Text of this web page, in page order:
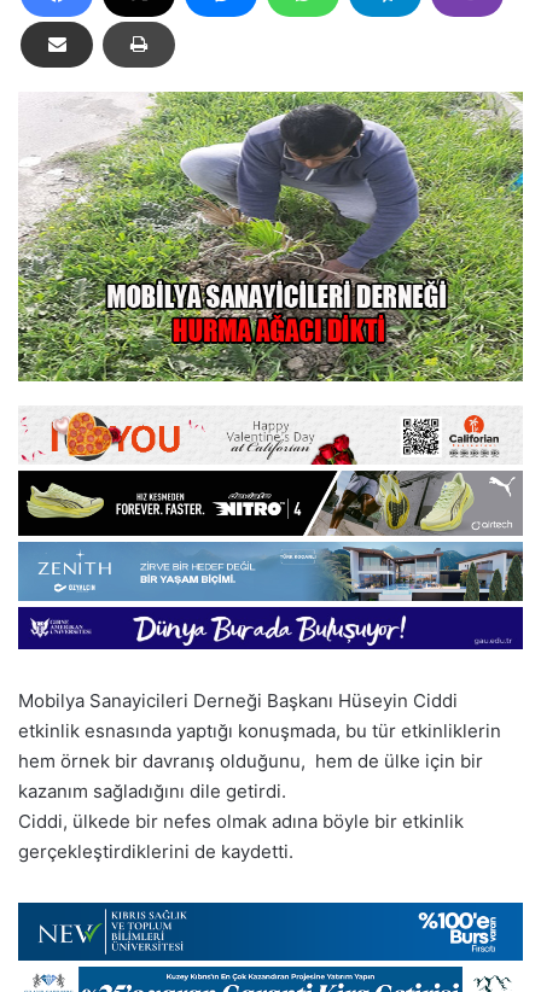
Mobilya Sanayicileri Derneği Başkanı Hüseyin Ciddi
etkinlik esnasında yaptığı konuşmada, bu tür etkinliklerin
hem örnek bir davranış olduğunu, hem de ülke için bir
kazanım sağladığını dile getirdi.
Ciddi, ülkede bir nefes olmak adına böyle bir etkinlik
gerçekleştirdiklerini de kaydetti.